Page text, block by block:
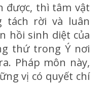
được, thì tâm vật
tách rời và luân
hồi sinh diệt của
thứ trong Ý nơi
Pháp môn này,
vị có quyết chí